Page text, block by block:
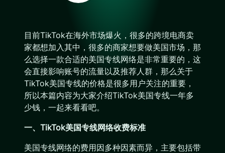
目前TikTok在海外市场爆火，很多的跨境电商卖
家都想加入其中，很多的商家想要做美国市场，那
么选择一款合适的美国专线网络是非常重要的，这
会直接影响账号的流量以及推荐人群，那么关于
TikTok美国专线的价格是很多用户关注的重要，
所以本篇内容为大家介绍TikTok美国专线一年多
少钱，一起来看看吧。
一、TikTok美国专线网络收费标准
美国专线网络的费用因多种因素而异，主要包括带